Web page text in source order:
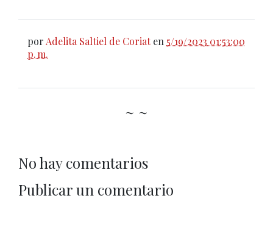
por Adelita Saltiel de Coriat en 5/19/2023 01:53:00
p. m.
~ ~
No hay comentarios
Publicar un comentario